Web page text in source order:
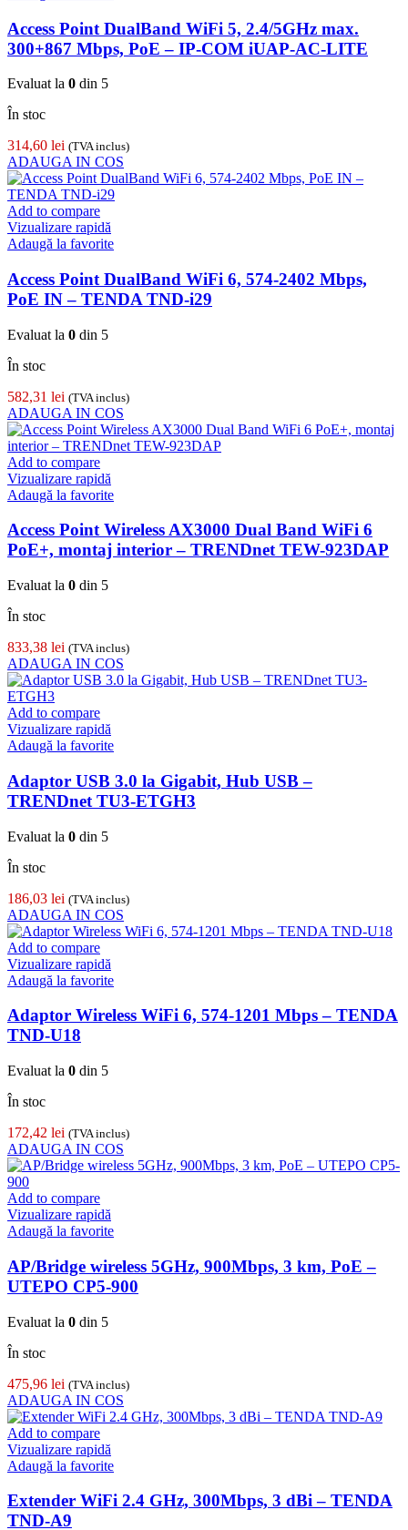
Access Point DualBand WiFi 5, 2.4/5GHz max.
300+867 Mbps, PoE – IP-COM iUAP-AC-LITE
Evaluat la 0 din 5
În stoc
314,60 lei (TVA inclus)
ADAUGA IN COS
Add to compare
Vizualizare rapidă
Adaugă la favorite
Access Point DualBand WiFi 6, 574-2402 Mbps,
PoE IN – TENDA TND-i29
Evaluat la 0 din 5
În stoc
582,31 lei (TVA inclus)
ADAUGA IN COS
Add to compare
Vizualizare rapidă
Adaugă la favorite
Access Point Wireless AX3000 Dual Band WiFi 6
PoE+, montaj interior – TRENDnet TEW-923DAP
Evaluat la 0 din 5
În stoc
833,38 lei (TVA inclus)
ADAUGA IN COS
Add to compare
Vizualizare rapidă
Adaugă la favorite
Adaptor USB 3.0 la Gigabit, Hub USB –
TRENDnet TU3-ETGH3
Evaluat la 0 din 5
În stoc
186,03 lei (TVA inclus)
ADAUGA IN COS
Add to compare
Vizualizare rapidă
Adaugă la favorite
Adaptor Wireless WiFi 6, 574-1201 Mbps – TENDA
TND-U18
Evaluat la 0 din 5
În stoc
172,42 lei (TVA inclus)
ADAUGA IN COS
Add to compare
Vizualizare rapidă
Adaugă la favorite
AP/Bridge wireless 5GHz, 900Mbps, 3 km, PoE –
UTEPO CP5-900
Evaluat la 0 din 5
În stoc
475,96 lei (TVA inclus)
ADAUGA IN COS
Add to compare
Vizualizare rapidă
Adaugă la favorite
Extender WiFi 2.4 GHz, 300Mbps, 3 dBi – TENDA
TND-A9